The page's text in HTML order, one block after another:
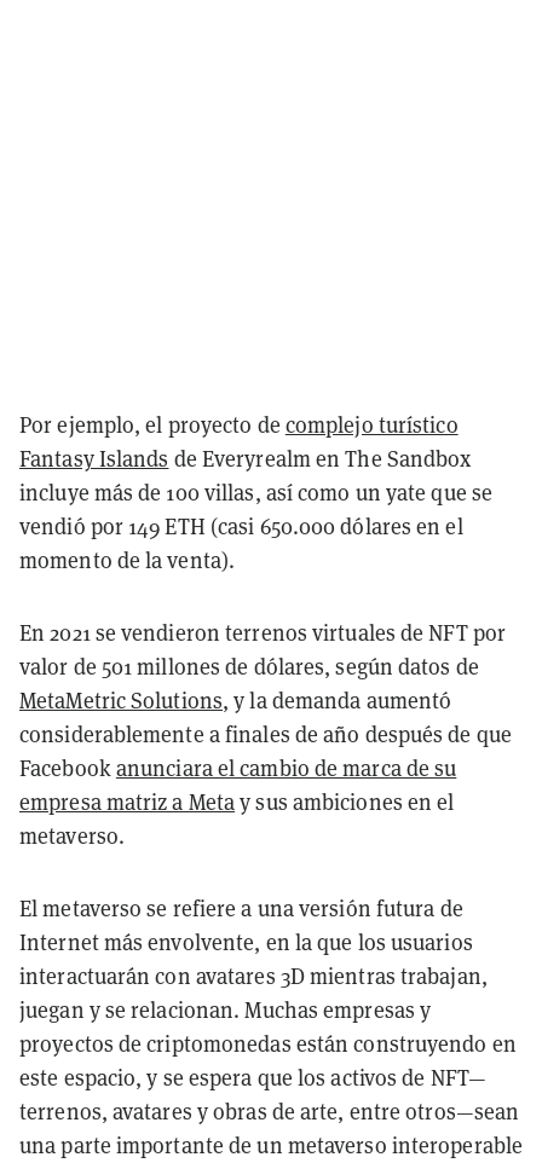
Por ejemplo, el proyecto de complejo turístico
Fantasy Islands de Everyrealm en The Sandbox
incluye más de 100 villas, así como un yate que se
vendió por 149 ETH (casi 650.000 dólares en el
momento de la venta).
En 2021 se vendieron terrenos virtuales de NFT por
valor de 501 millones de dólares, según datos de
MetaMetric Solutions, y la demanda aumentó
considerablemente a finales de año después de que
Facebookanunciara el cambio de marca de su
empresa matriz a Metay sus ambiciones en el
metaverso.
El metaverso se refiere a una versión futura de
Internet más envolvente, en la que los usuarios
interactuarán con avatares 3D mientras trabajan,
juegan y se relacionan. Muchas empresas y
proyectos de criptomonedas están construyendo en
este espacio, y se espera que los activos de NFT—
terrenos, avatares y obras de arte, entre otros—sean
una parte importante de un metaverso interoperable